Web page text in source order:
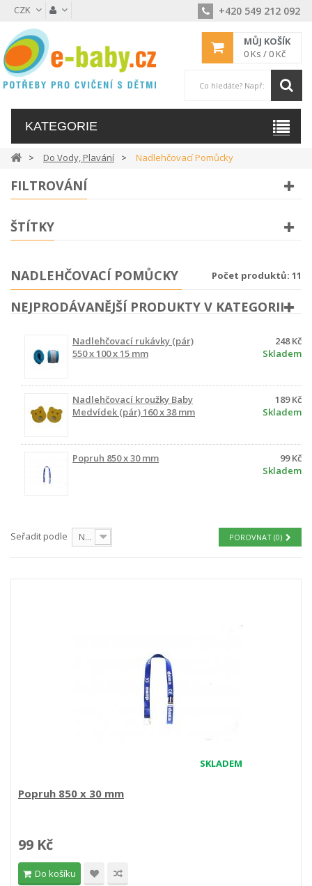
CZK +420 549 212 092
MŮJ KOŠÍK
0 Ks / 0 Kč
KATEGORIE
Do Vody, Plavání Nadlehčovací Pomůcky
FILTROVÁNÍ
ŠTÍTKY
NADLEHČOVACÍ POMŮCKY Počet produktů: 11
NEJPRODÁVANĚJŠÍ PRODUKTY V KATEGORII
Nadlehčovací rukávky (pár)
550 x 100 x 15 mm
248 Kč
Skladem
Nadlehčovací kroužky Baby
Medvídek (pár) 160 x 38 mm
189 Kč
Skladem
Popruh 850 x 30 mm
99 Kč
Skladem
POROVNAT (0)
Seřadit podle Nejprve produkty skladem
SKLADEM
Popruh 850 x 30 mm
99 Kč
Do košíku